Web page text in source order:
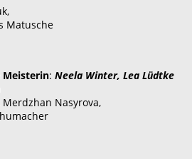
Matusche
Meisterin: Neela Winter, Lea Lüdtke
Nasyrova,